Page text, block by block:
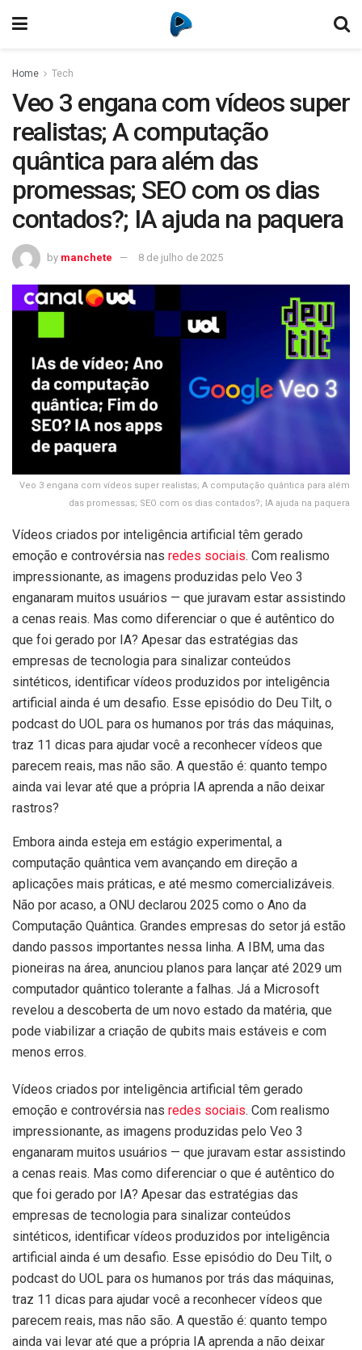
Home Tech
Veo 3 engana com vídeos super
realistas; A computação
quântica para além das
promessas; SEO com os dias
contados?; IA ajuda na paquera
by manchete 8 de julho de 2025
Veo 3 engana com vídeos super realistas; A computação quântica para além
das promessas; SEO com os dias contados?; IA ajuda na paquera
Vídeos criados por inteligência artificial têm gerado
emoção e controvérsia nas redes sociais. Com realismo
impressionante, as imagens produzidas pelo Veo 3
enganaram muitos usuários — que juravam estar assistindo
a cenas reais. Mas como diferenciar o que é autêntico do
que foi gerado por IA? Apesar das estratégias das
empresas de tecnologia para sinalizar conteúdos
sintéticos, identificar vídeos produzidos por inteligência
artificial ainda é um desafio. Esse episódio do Deu Tilt, o
podcast do UOL para os humanos por trás das máquinas,
traz 11 dicas para ajudar você a reconhecer vídeos que
parecem reais, mas não são. A questão é: quanto tempo
ainda vai levar até que a própria IA aprenda a não deixar
rastros?
Embora ainda esteja em estágio experimental, a
computação quântica vem avançando em direção a
aplicações mais práticas, e até mesmo comercializáveis.
Não por acaso, a ONU declarou 2025 como o Ano da
Computação Quântica. Grandes empresas do setor já estão
dando passos importantes nessa linha. A IBM, uma das
pioneiras na área, anunciou planos para lançar até 2029 um
computador quântico tolerante a falhas. Já a Microsoft
revelou a descoberta de um novo estado da matéria, que
pode viabilizar a criação de qubits mais estáveis e com
menos erros.
Vídeos criados por inteligência artificial têm gerado
emoção e controvérsia nas redes sociais. Com realismo
impressionante, as imagens produzidas pelo Veo 3
enganaram muitos usuários — que juravam estar assistindo
a cenas reais. Mas como diferenciar o que é autêntico do
que foi gerado por IA? Apesar das estratégias das
empresas de tecnologia para sinalizar conteúdos
sintéticos, identificar vídeos produzidos por inteligência
artificial ainda é um desafio. Esse episódio do Deu Tilt, o
podcast do UOL para os humanos por trás das máquinas,
traz 11 dicas para ajudar você a reconhecer vídeos que
parecem reais, mas não são. A questão é: quanto tempo
ainda vai levar até que a própria IA aprenda a não deixar